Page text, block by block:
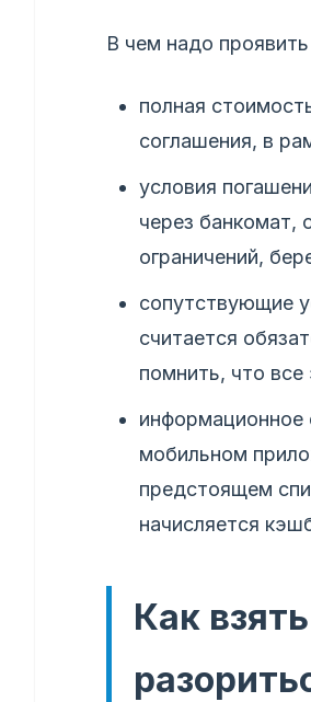
В чем надо
полная
соглашения, в
условия
через банкомат,
ограничений,
сопутствующие
считается
помнить, что
информационное
мобильном
предстоящем
начисляется
Как